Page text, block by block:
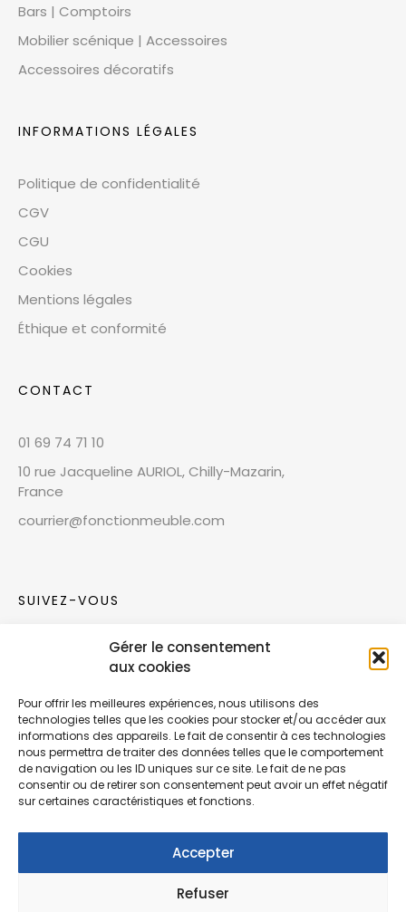
Gérer le consentement
aux cookies
Pour offrir les meilleures expériences, nous utilisons des
technologies telles que les cookies pour stocker et/ou accéder aux
informations des appareils. Le fait de consentir à ces technologies
nous permettra de traiter des données telles que le comportement
de navigation ou les ID uniques sur ce site. Le fait de ne pas
consentir ou de retirer son consentement peut avoir un effet négatif
sur certaines caractéristiques et fonctions.
Accepter
Refuser
Bars | Comptoirs
Mobilier scénique | Accessoires
Accessoires décoratifs
INFORMATIONS LÉGALES
Politique de confidentialité
CGV
CGU
Cookies
Mentions légales
Éthique et conformité
CONTACT
01 69 74 71 10
10 rue Jacqueline AURIOL, Chilly-Mazarin,
France
courrier@fonctionmeuble.com
SUIVEZ-VOUS
Rejoignez notre communauté sur les réseaux
Nouvelles collections, vie de l’équipe ou
inspirations : soyez informés de nos dernières
actualités.
© Copyright Fonction Meuble